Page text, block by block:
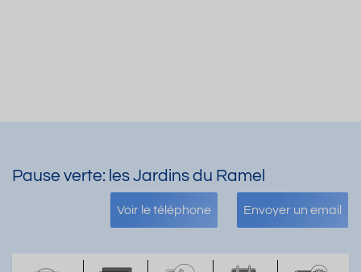
Pause verte: les Jardins du Ramel
Voir le téléphone Envoyer un email